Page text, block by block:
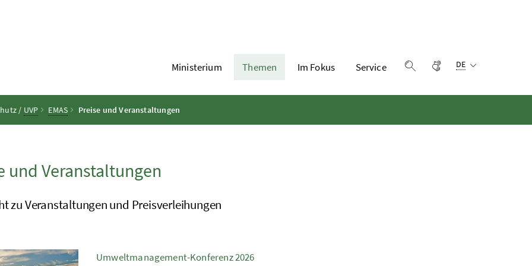
Ministerium Themen Im Fokus
Service
Gebärdensprache
DE
/ UVP EMAS Preise und Veranstaltungen
und Veranstaltungen
zu Veranstaltungen und Preisverleihungen
Umweltmanagement-Konferenz 2026